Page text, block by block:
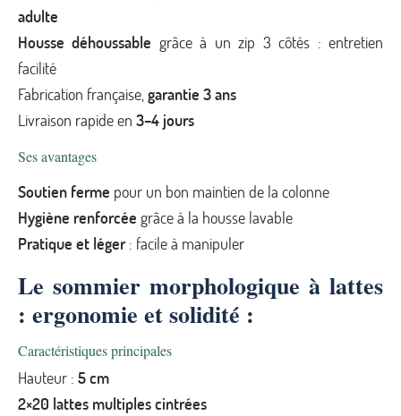
adulte
Housse déhoussable grâce à un zip 3 côtés : entretien
facilité
Fabrication française,garantie 3 ans
Livraison rapide en 3–4 jours
Ses avantages
Soutien ferme pour un bon maintien de la colonne
Hygiène renforcée grâce à la housse lavable
Pratique et léger: facile à manipuler
Le sommier morphologique à lattes
: ergonomie et solidité :
Caractéristiques principales
Hauteur : 5 cm
2×20 lattes multiples cintrées